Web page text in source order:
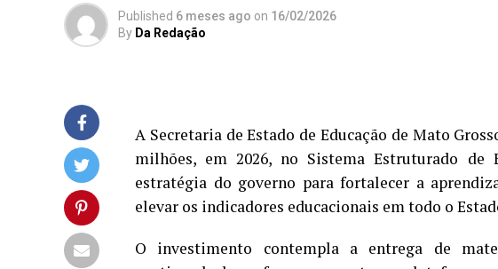
Published 6 meses ago on 16/02/2026
By Da Redação
A Secretaria de Estado de Educação de Mato
milhões, em 2026, no Sistema Estruturado de
estratégia do governo para fortalecer a
elevar os indicadores educacionais em todo o
O investimento contempla a entrega de